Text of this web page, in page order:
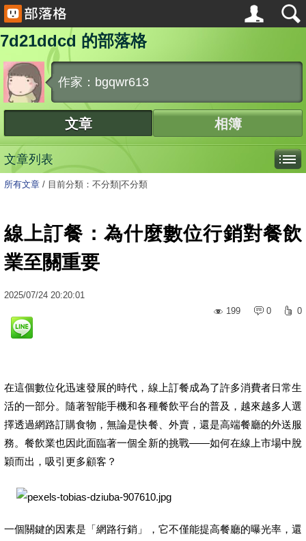
7d21ddcd 的部落格
作家：bgqwr613
文章 相簿
文章列表
所有文章 / 目前分類：不分類|不分類
線上訂餐：為什麼數位行銷對餐飲
業至關重要
2025/07/24 20:20:01
199
0 0
在這個數位化迅速發展的時代，線上訂餐成為了許多消費者日常生
活的一部分。隨著智能手機和各種餐飲平台的普及，越來越多人選
擇透過網路訂購食物，無論是快餐、外賣，還是高端餐廳的外送服
務。餐飲業也因此面臨著一個全新的挑戰——如何在線上市場中脫
穎而出，吸引更多顧客？
一個關鍵的因素是「網路行銷」，它不僅能提高餐廳的曝光率，還